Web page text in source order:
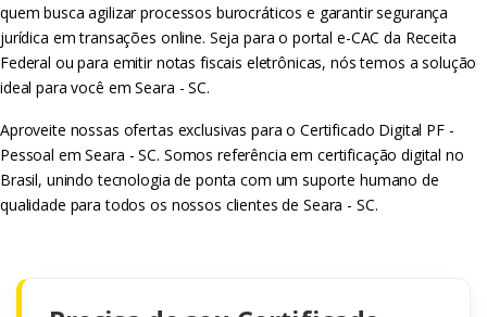
quem busca agilizar processos burocráticos e garantir segurança
jurídica em transações online. Seja para o portal e-CAC da Receita
Federal ou para emitir notas fiscais eletrônicas, nós temos a solução
ideal para você em Seara - SC.
Aproveite nossas ofertas exclusivas para o Certificado Digital PF -
Pessoal em Seara - SC. Somos referência em certificação digital no
Brasil, unindo tecnologia de ponta com um suporte humano de
qualidade para todos os nossos clientes de Seara - SC.